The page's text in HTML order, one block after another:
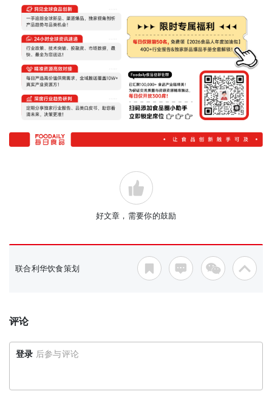
好文章，需要你的鼓励
联合利华饮食策划
评论
登录 后参与评论